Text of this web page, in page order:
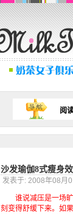
阅
沙发瑜伽8式瘦身
发表于: 2008年08
谁说减压是一场旷
刻变得舒缓下来。如